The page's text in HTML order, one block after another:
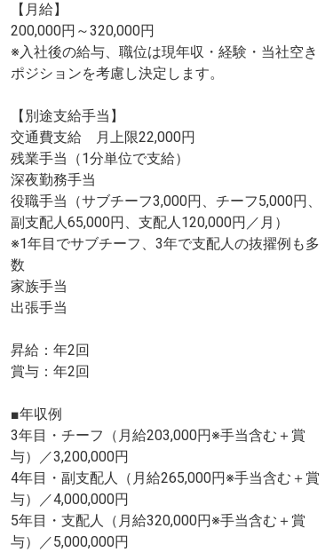
【月給】
200,000円～320,000円
※入社後の給与、職位は現年収・経験・当社空き
ポジションを考慮し決定します。
【別途支給手当】
交通費支給 月上限22,000円
残業手当（1分単位で支給）
深夜勤務手当
役職手当（サブチーフ3,000円、チーフ5,000円、
副支配人65,000円、支配人120,000円／月）
※1年目でサブチーフ、3年で支配人の抜擢例も多
数
家族手当
出張手当
昇給：年2回
賞与：年2回
■年収例
3年目・チーフ（月給203,000円※手当含む＋賞
与）／3,200,000円
4年目・副支配人（月給265,000円※手当含む＋賞
与）／4,000,000円
5年目・支配人（月給320,000円※手当含む＋賞
与）／5,000,000円